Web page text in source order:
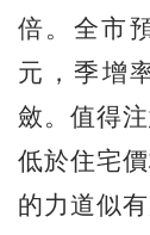
倍。全市
元，季增
斂。值得
低於住宅
的力道似